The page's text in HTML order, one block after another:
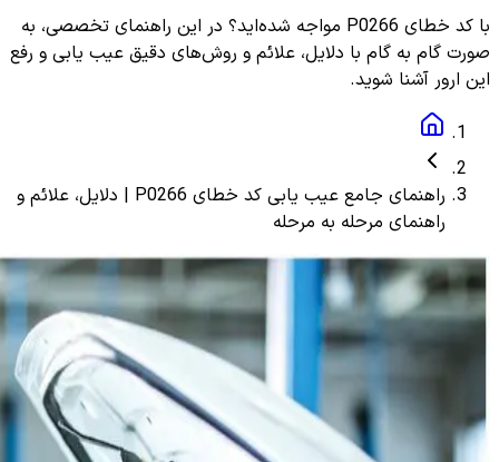
با کد خطای P0266 مواجه شده‌اید؟ در این راهنمای تخصصی، به
صورت گام به گام با دلایل، علائم و روش‌های دقیق عیب یابی و رفع
این ارور آشنا شوید.
راهنمای جامع عیب یابی کد خطای P0266 | دلایل، علائم و
راهنمای مرحله به مرحله